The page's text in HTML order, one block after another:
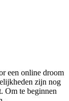
een online droom
zijn nog
Om te beginnen